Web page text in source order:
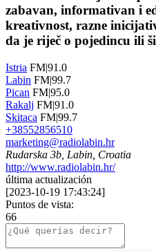
zabavan, informativan i
kreativnost, razne
da je riječ o pojedincu ili
Istria FM|91.0
Labin FM|99.7
Pican FM|95.0
Rakalj FM|91.0
Skitaca FM|99.7
+38552856510
marketing@radiolabin.hr
Rudarska 3b, Labin, Croatia
http://www.radiolabin.hr/
última actualización
[2023-10-19 17:43:24]
Puntos de vista:
66